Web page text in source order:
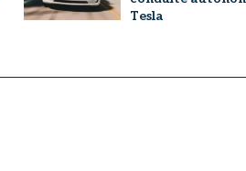
Tesla